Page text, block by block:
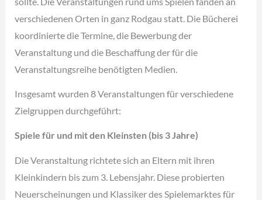
verschiedenen Orten in ganz Rodgau statt. Die Bücherei
koordinierte die Termine, die Bewerbung der
Veranstaltung und die Beschaffung der für die
Veranstaltungsreihe benötigten Medien.
Insgesamt wurden 8 Veranstaltungen für verschiedene
Zielgruppen durchgeführt:
Spiele für und mit den Kleinsten (bis 3 Jahre)
Die Veranstaltung richtete sich an Eltern mit ihren
Kleinkindern bis zum 3. Lebensjahr. Diese probierten
Neuerscheinungen und Klassiker des Spielemarktes für